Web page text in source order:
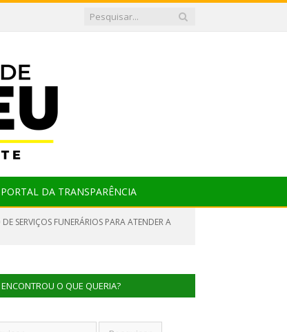
PORTAL DA TRANSPARÊNCIA
SERVIÇOS FUNERÁRIOS PARA ATENDER A
O QUE QUERIA?